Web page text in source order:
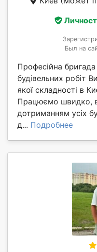
Был на
Професійна
будівельних робіт
якої складності в
Працюємо швидко,
дотриманням усіх
д... Подробнее